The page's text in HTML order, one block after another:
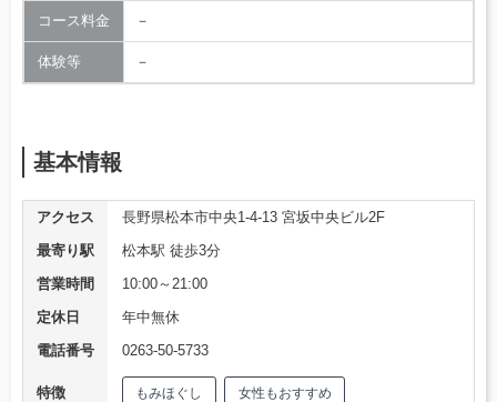
コース料金 －
体験等 －
基本情報
アクセス
長野県松本市中央1-4-13 宮坂中央ビル2F
最寄り駅
松本駅 徒歩3分
営業時間
10:00～21:00
定休日
年中無休
電話番号
0263-50-5733
特徴 もみほぐし 女性もおすすめ